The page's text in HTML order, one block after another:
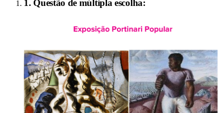
1. Questão de múltipla escolha: